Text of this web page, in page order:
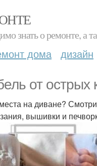
знать о ремонте,
дома дизайн
от острых
на диване?
вышивки и